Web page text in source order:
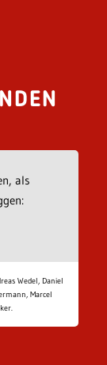
als
Wedel, Daniel
Marcel